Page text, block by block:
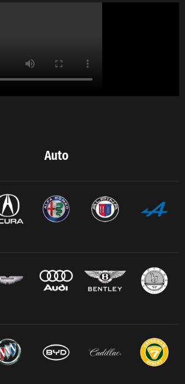
Auto